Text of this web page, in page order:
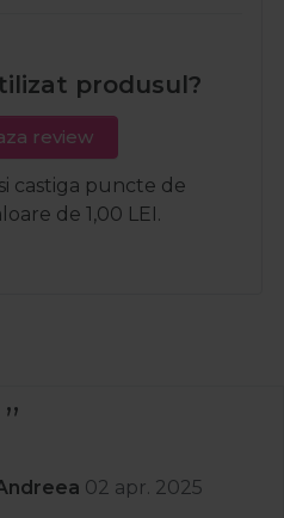
produsul?
review
castiga puncte de
de 1,00 LEI.
02 apr. 2025